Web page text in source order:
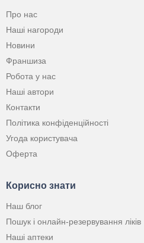
Про нас
Наші нагороди
Новини
Франшиза
Робота у нас
Наші автори
Контакти
Політика конфіденційності
Угода користувача
Оферта
Корисно знати
Наш блог
Пошук і онлайн-резервування ліків
Наші аптеки